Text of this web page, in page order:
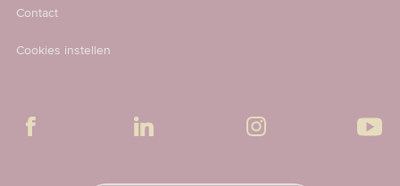
Contact
Cookies instellen